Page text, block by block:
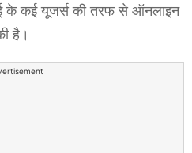
के कई यूजर्स की तरफ से ऑनलाइन
है।